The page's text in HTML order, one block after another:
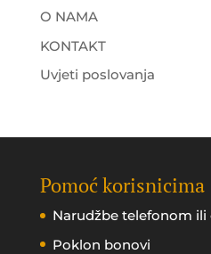
O NAMA
KONTAKT
Uvjeti poslovanja
Pomoć korisnicima
Narudžbe telefonom
Poklon bonovi